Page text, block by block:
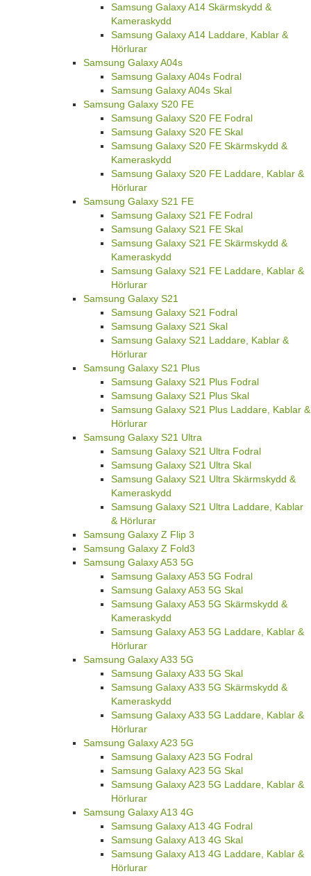
Samsung Galaxy A14 Skärmskydd &
Kameraskydd
Samsung Galaxy A14 Laddare, Kablar &
Hörlurar
Samsung Galaxy A04s
Samsung Galaxy A04s Fodral
Samsung Galaxy A04s Skal
Samsung Galaxy S20 FE
Samsung Galaxy S20 FE Fodral
Samsung Galaxy S20 FE Skal
Samsung Galaxy S20 FE Skärmskydd &
Kameraskydd
Samsung Galaxy S20 FE Laddare, Kablar &
Hörlurar
Samsung Galaxy S21 FE
Samsung Galaxy S21 FE Fodral
Samsung Galaxy S21 FE Skal
Samsung Galaxy S21 FE Skärmskydd &
Kameraskydd
Samsung Galaxy S21 FE Laddare, Kablar &
Hörlurar
Samsung Galaxy S21
Samsung Galaxy S21 Fodral
Samsung Galaxy S21 Skal
Samsung Galaxy S21 Laddare, Kablar &
Hörlurar
Samsung Galaxy S21 Plus
Samsung Galaxy S21 Plus Fodral
Samsung Galaxy S21 Plus Skal
Samsung Galaxy S21 Plus Laddare, Kablar &
Hörlurar
Samsung Galaxy S21 Ultra
Samsung Galaxy S21 Ultra Fodral
Samsung Galaxy S21 Ultra Skal
Samsung Galaxy S21 Ultra Skärmskydd &
Kameraskydd
Samsung Galaxy S21 Ultra Laddare, Kablar
& Hörlurar
Samsung Galaxy Z Flip 3
Samsung Galaxy Z Fold3
Samsung Galaxy A53 5G
Samsung Galaxy A53 5G Fodral
Samsung Galaxy A53 5G Skal
Samsung Galaxy A53 5G Skärmskydd &
Kameraskydd
Samsung Galaxy A53 5G Laddare, Kablar &
Hörlurar
Samsung Galaxy A33 5G
Samsung Galaxy A33 5G Skal
Samsung Galaxy A33 5G Skärmskydd &
Kameraskydd
Samsung Galaxy A33 5G Laddare, Kablar &
Hörlurar
Samsung Galaxy A23 5G
Samsung Galaxy A23 5G Fodral
Samsung Galaxy A23 5G Skal
Samsung Galaxy A23 5G Laddare, Kablar &
Hörlurar
Samsung Galaxy A13 4G
Samsung Galaxy A13 4G Fodral
Samsung Galaxy A13 4G Skal
Samsung Galaxy A13 4G Laddare, Kablar &
Hörlurar